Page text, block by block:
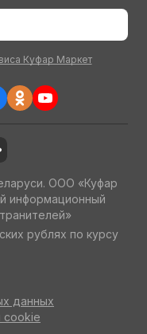
Куфар Маркет
ООО «Куфар
информационный
рублях по курсу
данных
cookie